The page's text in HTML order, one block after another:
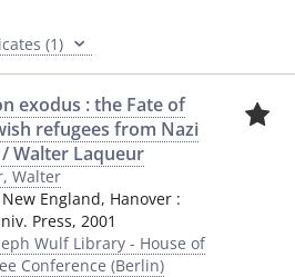
(1)
exodus : the Fate of
refugees from Nazi
Walter Laqueur
Walter
New England, Hanover :
Press, 2001
Wulf Library - House of
Conference (Berlin)